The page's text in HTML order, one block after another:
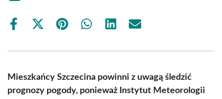
Share
Share
(Twitter)
Share Share Share Share
Mieszkańcy Szczecina powinni z uwagą śledzić
prognozy pogody, ponieważ Instytut Meteorologii